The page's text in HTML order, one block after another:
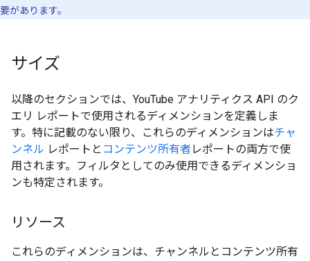
要があります。
サイズ
以降のセクションでは、YouTube アナリティクス API のク
エリ レポートで使用されるディメンションを定義しま
す。特に記載のない限り、これらのディメンションはチャ
ンネル レポートと コンテンツ所有者 レポートの両方で使
用されます。フィルタとしてのみ使用できるディメンショ
ンも特定されます。
リソース
これらのディメンションは、チャンネルとコンテンツ所有